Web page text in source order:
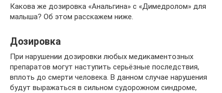
Какова же дозировка «Анальгина» с «Димедролом» для
малыша? Об этом расскажем ниже.
Дозировка
При нарушении дозировки любых медикаментозных
препаратов могут наступить серьёзные последствия,
вплоть до смерти человека. В данном случае нарушения
будут выражаться в сильном судорожном синдроме,